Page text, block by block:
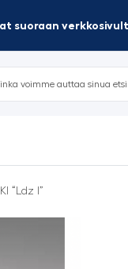
suoraan
“Ldz I”